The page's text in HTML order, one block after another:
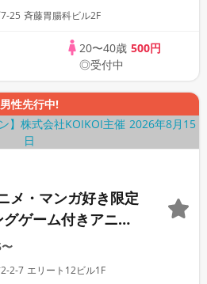
25 斉藤胃腸科ビル2F
20〜40歳 500円
◎受付中
男性先行中!
メ・マンガ好き限定
ゲーム付きアニメ
2-7 エリート12ビル1F